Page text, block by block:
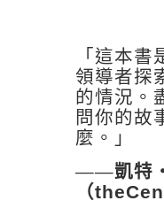
「這本
領導者探
的情況。
問你的故
麼。」
——凱特
（